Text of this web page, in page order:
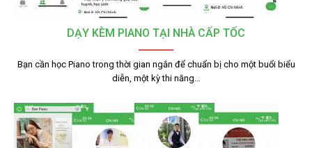
DẠY KÈM PIANO TẠI NHÀ CẤP TỐC
Bạn cần học Piano trong thời gian ngắn để chuẩn bị cho một buổi biểu
diễn, một kỳ thi năng…